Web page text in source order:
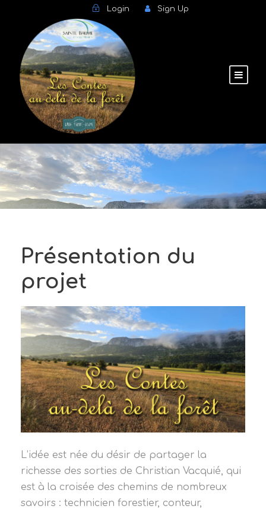
Login Sign Up
Présentation du
projet
L’idée est née du désir de partager la
richesse des sorties de Christian Vacquié, qui
est à la croisée des chemins de nombreux
savoirs : technicien forestier, conteur,